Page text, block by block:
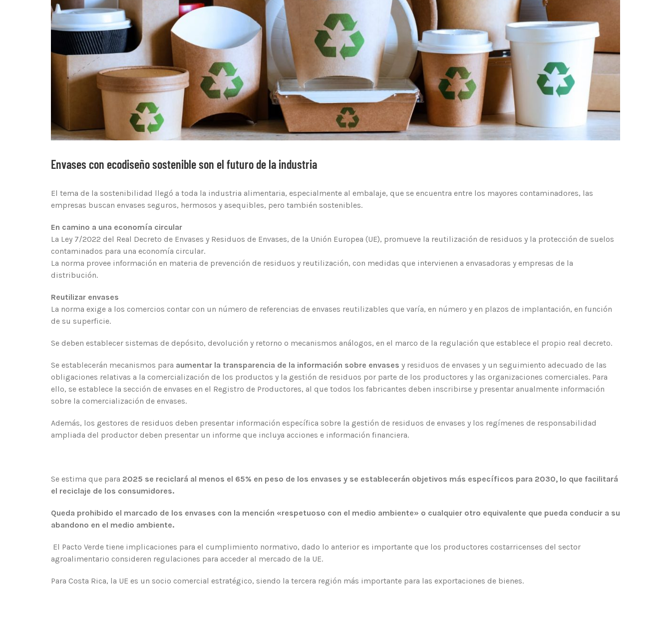
Envases con ecodiseño sostenible son el futuro de la industria
El tema de la sostenibilidad llegó a toda la industria alimentaria, especialmente al embalaje, que se encuentra entre los mayores contaminadores, las
empresas buscan envases seguros, hermosos y asequibles, pero también sostenibles.
En camino a una economía circular
La Ley 7/2022 del Real Decreto de Envases y Residuos de Envases, de la Unión Europea (UE), promueve la reutilización de residuos y la protección de suelos
contaminados para una economía circular.
La norma provee información en materia de prevención de residuos y reutilización, con medidas que intervienen a envasadoras y empresas de la
distribución.
Reutilizar envases
La norma exige a los comercios contar con un número de referencias de envases reutilizables que varía, en número y en plazos de implantación, en función
de su superficie.
Se deben establecer sistemas de depósito, devolución y retorno o mecanismos análogos, en el marco de la regulación que establece el propio real decreto.
Se establecerán mecanismos para aumentar la transparencia de la información sobre envases y residuos de envases y un seguimiento adecuado de las
obligaciones relativas a la comercialización de los productos y la gestión de residuos por parte de los productores y las organizaciones comerciales. Para
ello, se establece la sección de envases en el Registro de Productores, al que todos los fabricantes deben inscribirse y presentar anualmente información
sobre la comercialización de envases.
Además, los gestores de residuos deben presentar información específica sobre la gestión de residuos de envases y los regímenes de responsabilidad
ampliada del productor deben presentar un informe que incluya acciones e información financiera.
Se estima que para 2025 se reciclará al menos el 65% en peso de los envases y se establecerán objetivos más específicos para 2030, lo que facilitará
el reciclaje de los consumidores.
Queda prohibido el marcado de los envases con la mención «respetuoso con el medio ambiente» o cualquier otro equivalente que pueda conducir a su
abandono en el medio ambiente.
El Pacto Verde tiene implicaciones para el cumplimiento normativo, dado lo anterior es importante que los productores costarricenses del sector
agroalimentario consideren regulaciones para acceder al mercado de la UE.
Para Costa Rica, la UE es un socio comercial estratégico, siendo la tercera región más importante para las exportaciones de bienes.